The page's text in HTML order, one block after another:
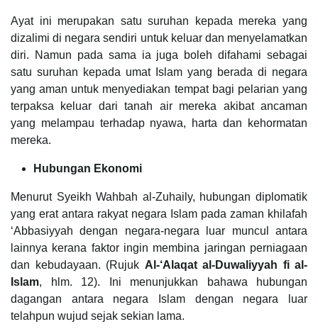
Ayat ini merupakan satu suruhan kepada mereka yang
dizalimi di negara sendiri untuk keluar dan menyelamatkan
diri. Namun pada sama ia juga boleh difahami sebagai
satu suruhan kepada umat Islam yang berada di negara
yang aman untuk menyediakan tempat bagi pelarian yang
terpaksa keluar dari tanah air mereka akibat ancaman
yang melampau terhadap nyawa, harta dan kehormatan
mereka.
Hubungan Ekonomi
Menurut Syeikh Wahbah al-Zuhaily, hubungan diplomatik
yang erat antara rakyat negara Islam pada zaman khilafah
‘Abbasiyyah dengan negara-negara luar muncul antara
lainnya kerana faktor ingin membina jaringan perniagaan
dan kebudayaan. (Rujuk Al-‘Alaqat al-Duwaliyyah fi al-
Islam, hlm. 12). Ini menunjukkan bahawa hubungan
dagangan antara negara Islam dengan negara luar
telahpun wujud sejak sekian lama.